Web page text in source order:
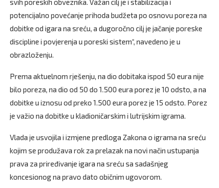
svih poreskih obveznika. Važan cilj je i stabilizacija i
potencijalno povećanje prihoda budžeta po osnovu poreza na
dobitke od igara na sreću, a dugoročno cilj je jačanje poreske
discipline i povjerenja u poreski sistem“, navedeno je u
obrazloženju.
Prema aktuelnom rješenju, na dio dobitaka ispod 50 eura nije
bilo poreza, na dio od 50 do 1.500 eura porez je 10 odsto, a na
dobitke u iznosu od preko 1.500 eura porez je 15 odsto. Porez
je važio na dobitke u kladioničarskim i lutrijskim igrama.
Vlada je usvojila i izmjene predloga Zakona o igrama na sreću
kojim se produžava rok za prelazak na novi način ustupanja
prava za priređivanje igara na sreću sa sadašnjeg
koncesionog na pravo dato običnim ugovorom.